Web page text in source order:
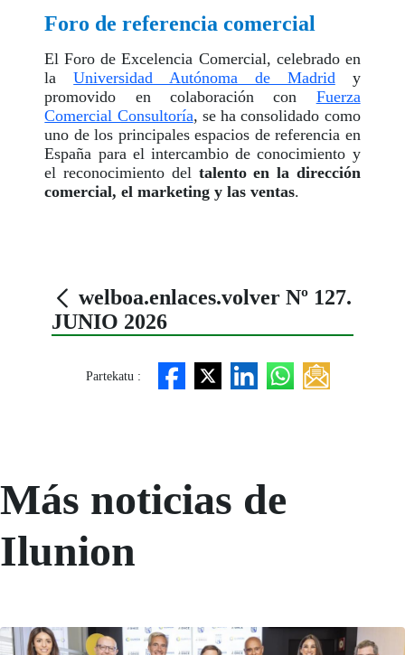
Foro de referencia comercial
El Foro de Excelencia Comercial, celebrado en
laUniversidad Autónoma de Madrid y
promovido en colaboración con Fuerza
Comercial Consultoría, se ha consolidado como
uno de los principales espacios de referencia en
España para el intercambio de conocimiento y
el reconocimiento del talento en la dirección
comercial, el marketing y las ventas.
welboa.enlaces.volver Nº 127.
JUNIO 2026
Partekatu :
Más noticias de
Ilunion